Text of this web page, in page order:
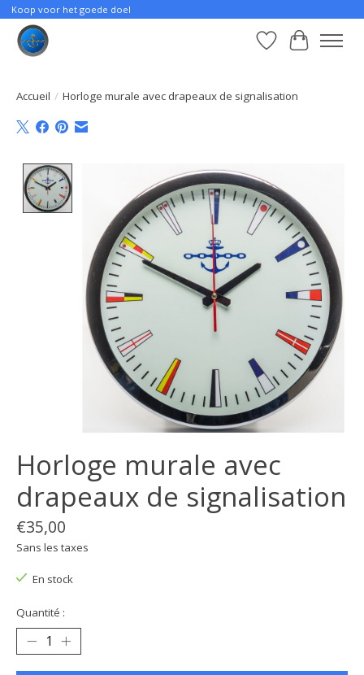
Koop voor het goede doel
Liste dePanier
Accueil / Horloge murale avec drapeaux de signalisation
Product image slideshow Items
Horloge murale avec
drapeaux de signalisation
€35,00
Sans les taxes
En stock
Quantité :